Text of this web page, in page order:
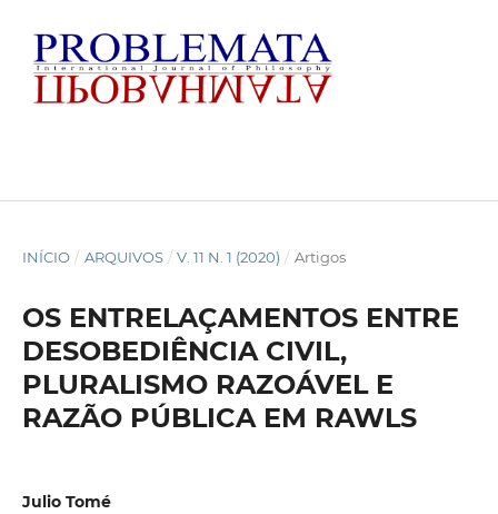
INÍCIO / ARQUIVOS / V. 11 N. 1 (2020) / Artigos
OS ENTRELAÇAMENTOS ENTRE
DESOBEDIÊNCIA CIVIL,
PLURALISMO RAZOÁVEL E
RAZÃO PÚBLICA EM RAWLS
Julio Tomé